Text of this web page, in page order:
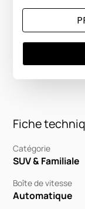
Fiche
Catégorie
SUV & Familiale
Boîte de vitesse
Automatique